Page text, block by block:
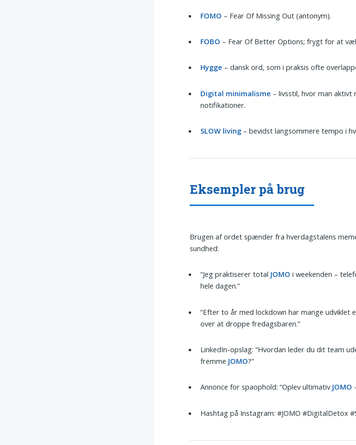
FOMO – Fear Of Missing Out (antonym).
FOBO – Fear Of Better Options; frygt for at
Hygge – dansk ord, som i praksis ofte
Digital minimalisme – livsstil, hvor man
notifikationer.
SLOW living – bevidst langsommere tempo i
Eksempler på brug
Brugen af ordet spænder fra hverdagstalens
sundhed:
“Jeg praktiserer total JOMO i weekenden –
hele dagen.”
“Efter to år med lockdown har mange udviklet
over at droppe fredagsbaren.”
LinkedIn-opslag: “Hvordan leder du dit team
fremme JOMO?”
Annonce for spaophold: “Oplev ultimativ JOMO
Hashtag på Instagram: #JOMO #DigitalDetox